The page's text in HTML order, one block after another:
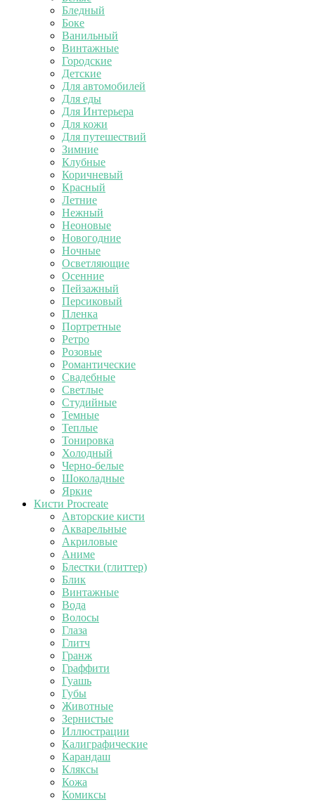
Бледный
Боке
Ванильный
Винтажные
Городские
Детские
Для автомобилей
Для еды
Для Интерьера
Для кожи
Для путешествий
Зимние
Клубные
Коричневый
Красный
Летние
Нежный
Неоновые
Новогодние
Ночные
Осветляющие
Осенние
Пейзажный
Персиковый
Пленка
Портретные
Ретро
Розовые
Романтические
Свадебные
Светлые
Студийные
Темные
Теплые
Тонировка
Холодный
Черно-белые
Шоколадные
Яркие
Кисти Procreate
Авторские кисти
Акварельные
Акриловые
Аниме
Блестки (глиттер)
Блик
Винтажные
Вода
Волосы
Глаза
Глитч
Гранж
Граффити
Гуашь
Губы
Животные
Зернистые
Иллюстрации
Калиграфические
Карандаш
Кляксы
Кожа
Комиксы